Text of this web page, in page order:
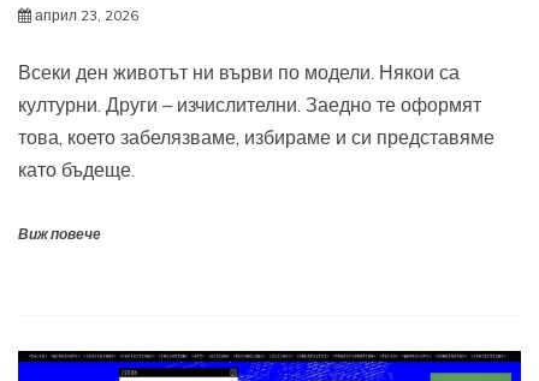
април 23, 2026
Всеки ден животът ни върви по модели. Някои са
културни. Други – изчислителни. Заедно те оформят
това, което забелязваме, избираме и си представяме
като бъдеще.
Виж повече